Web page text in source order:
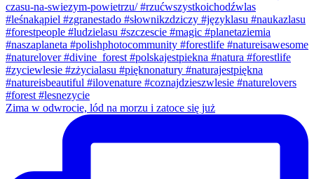
Zima w odwrocie, lód na morzu i zatoce się już